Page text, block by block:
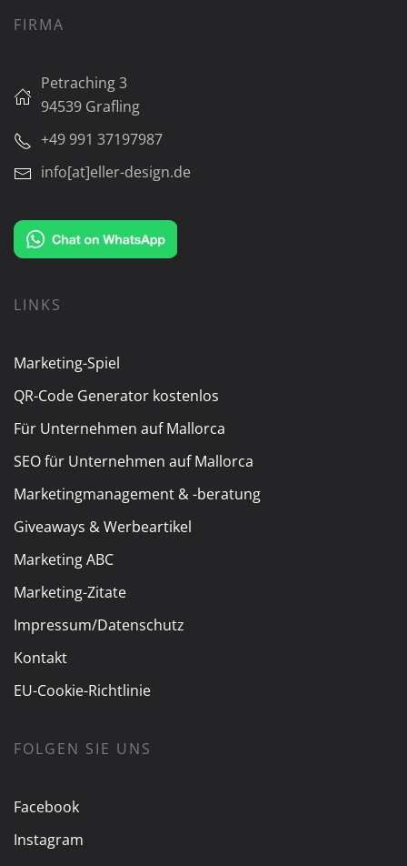
FIRMA
Petraching 3
94539 Grafling
+49 991 37197987
info[at]eller-design.de
LINKS
Marketing-Spiel
QR-Code Generator kostenlos
Für Unternehmen auf Mallorca
SEO für Unternehmen auf Mallorca
Marketingmanagement & -beratung
Giveaways & Werbeartikel
Marketing ABC
Marketing-Zitate
Impressum/Datenschutz
Kontakt
EU-Cookie-Richtlinie
FOLGEN SIE UNS
Facebook
Instagram